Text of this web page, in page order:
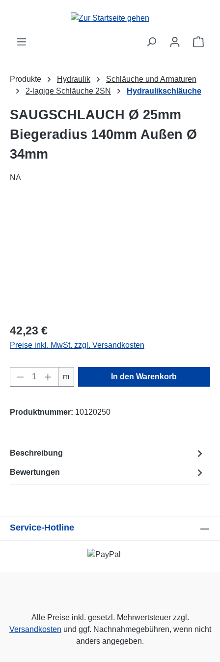
Produkte Hydraulik
Schläuche und Armaturen
2-lagige Schläuche 2SN
Hydraulikschläuche
SAUGSCHLAUCH Ø 25mm
Biegeradius 140mm Außen Ø
34mm
NA
42,23 €
Preise inkl. MwSt. zzgl. Versandkosten
Produkt Anzahl: Gib den gewünschten
m In den Warenkorb
Produktnummer: 10120250
Beschreibung
Bewertungen
Service-Hotline
Alle Preise inkl. gesetzl. Mehrwertsteuer zzgl.
Versandkosten und ggf. Nachnahmegebühren, wenn nicht
anders angegeben.